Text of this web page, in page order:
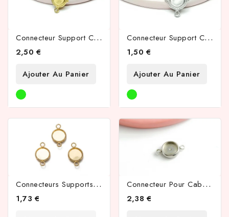
C
Onnecteur Support Cabochon 8mm Acier 304 Plaqué Or 18k
2,50 €
Ajouter Au Panier
C
Onnecteur Support Cabochon 8mm Acier 304
1,50 €
Ajouter Au Panier
C
Onnecteurs Supports 10mm En Acier Inoxydable 304 Plaqué Or 18k
1,73 €
C
Onnecteur Pour Cabochon 10mm Acier Inoxydable Couleur Acier
2,38 €